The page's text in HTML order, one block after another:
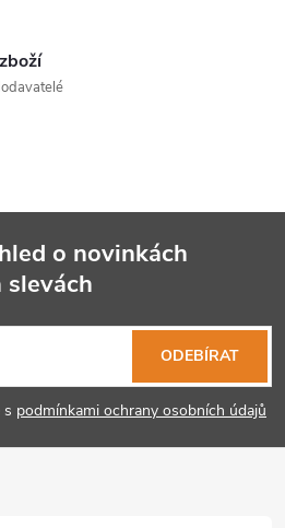
o novinkách
slevách
s podmínkami ochrany osobních údajů
ODEBÍRAT